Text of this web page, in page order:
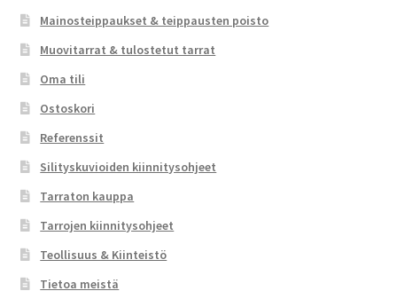
Mainosteippaukset & teippausten poisto
Muovitarrat & tulostetut tarrat
Oma tili
Ostoskori
Referenssit
Silityskuvioiden kiinnitysohjeet
Tarraton kauppa
Tarrojen kiinnitysohjeet
Teollisuus & Kiinteistö
Tietoa meistä